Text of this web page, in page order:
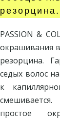
резорцина.
PASSION &
окрашивания
резорцина.
седых волос
к
простое